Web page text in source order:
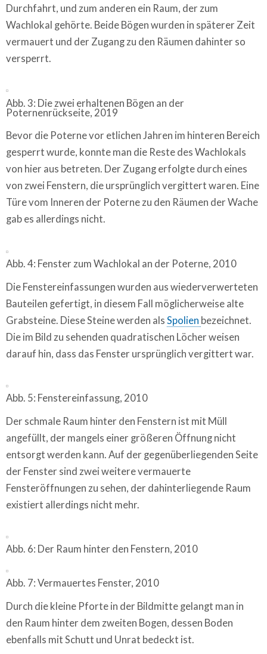
Durchfahrt, und zum anderen ein Raum, der zum
Wachlokal gehörte. Beide Bögen wurden in späterer Zeit
vermauert und der Zugang zu den Räumen dahinter so
versperrt.
Abb. 3: Die zwei erhaltenen Bögen an der
Poternenrückseite, 2019
Bevor die Poterne vor etlichen Jahren im hinteren Bereich
gesperrt wurde, konnte man die Reste des Wachlokals
von hier aus betreten. Der Zugang erfolgte durch eines
von zwei Fenstern, die ursprünglich vergittert waren. Eine
Türe vom Inneren der Poterne zu den Räumen der Wache
gab es allerdings nicht.
Abb. 4: Fenster zum Wachlokal an der Poterne, 2010
Die Fenstereinfassungen wurden aus wiederverwerteten
Bauteilen gefertigt, in diesem Fall möglicherweise alte
Grabsteine. Diese Steine werden als Spolien bezeichnet.
Die im Bild zu sehenden quadratischen Löcher weisen
darauf hin, dass das Fenster ursprünglich vergittert war.
Abb. 5: Fenstereinfassung, 2010
Der schmale Raum hinter den Fenstern ist mit Müll
angefüllt, der mangels einer größeren Öffnung nicht
entsorgt werden kann. Auf der gegenüberliegenden Seite
der Fenster sind zwei weitere vermauerte
Fensteröffnungen zu sehen, der dahinterliegende Raum
existiert allerdings nicht mehr.
Abb. 6: Der Raum hinter den Fenstern, 2010
Abb. 7: Vermauertes Fenster, 2010
Durch die kleine Pforte in der Bildmitte gelangt man in
den Raum hinter dem zweiten Bogen, dessen Boden
ebenfalls mit Schutt und Unrat bedeckt ist.